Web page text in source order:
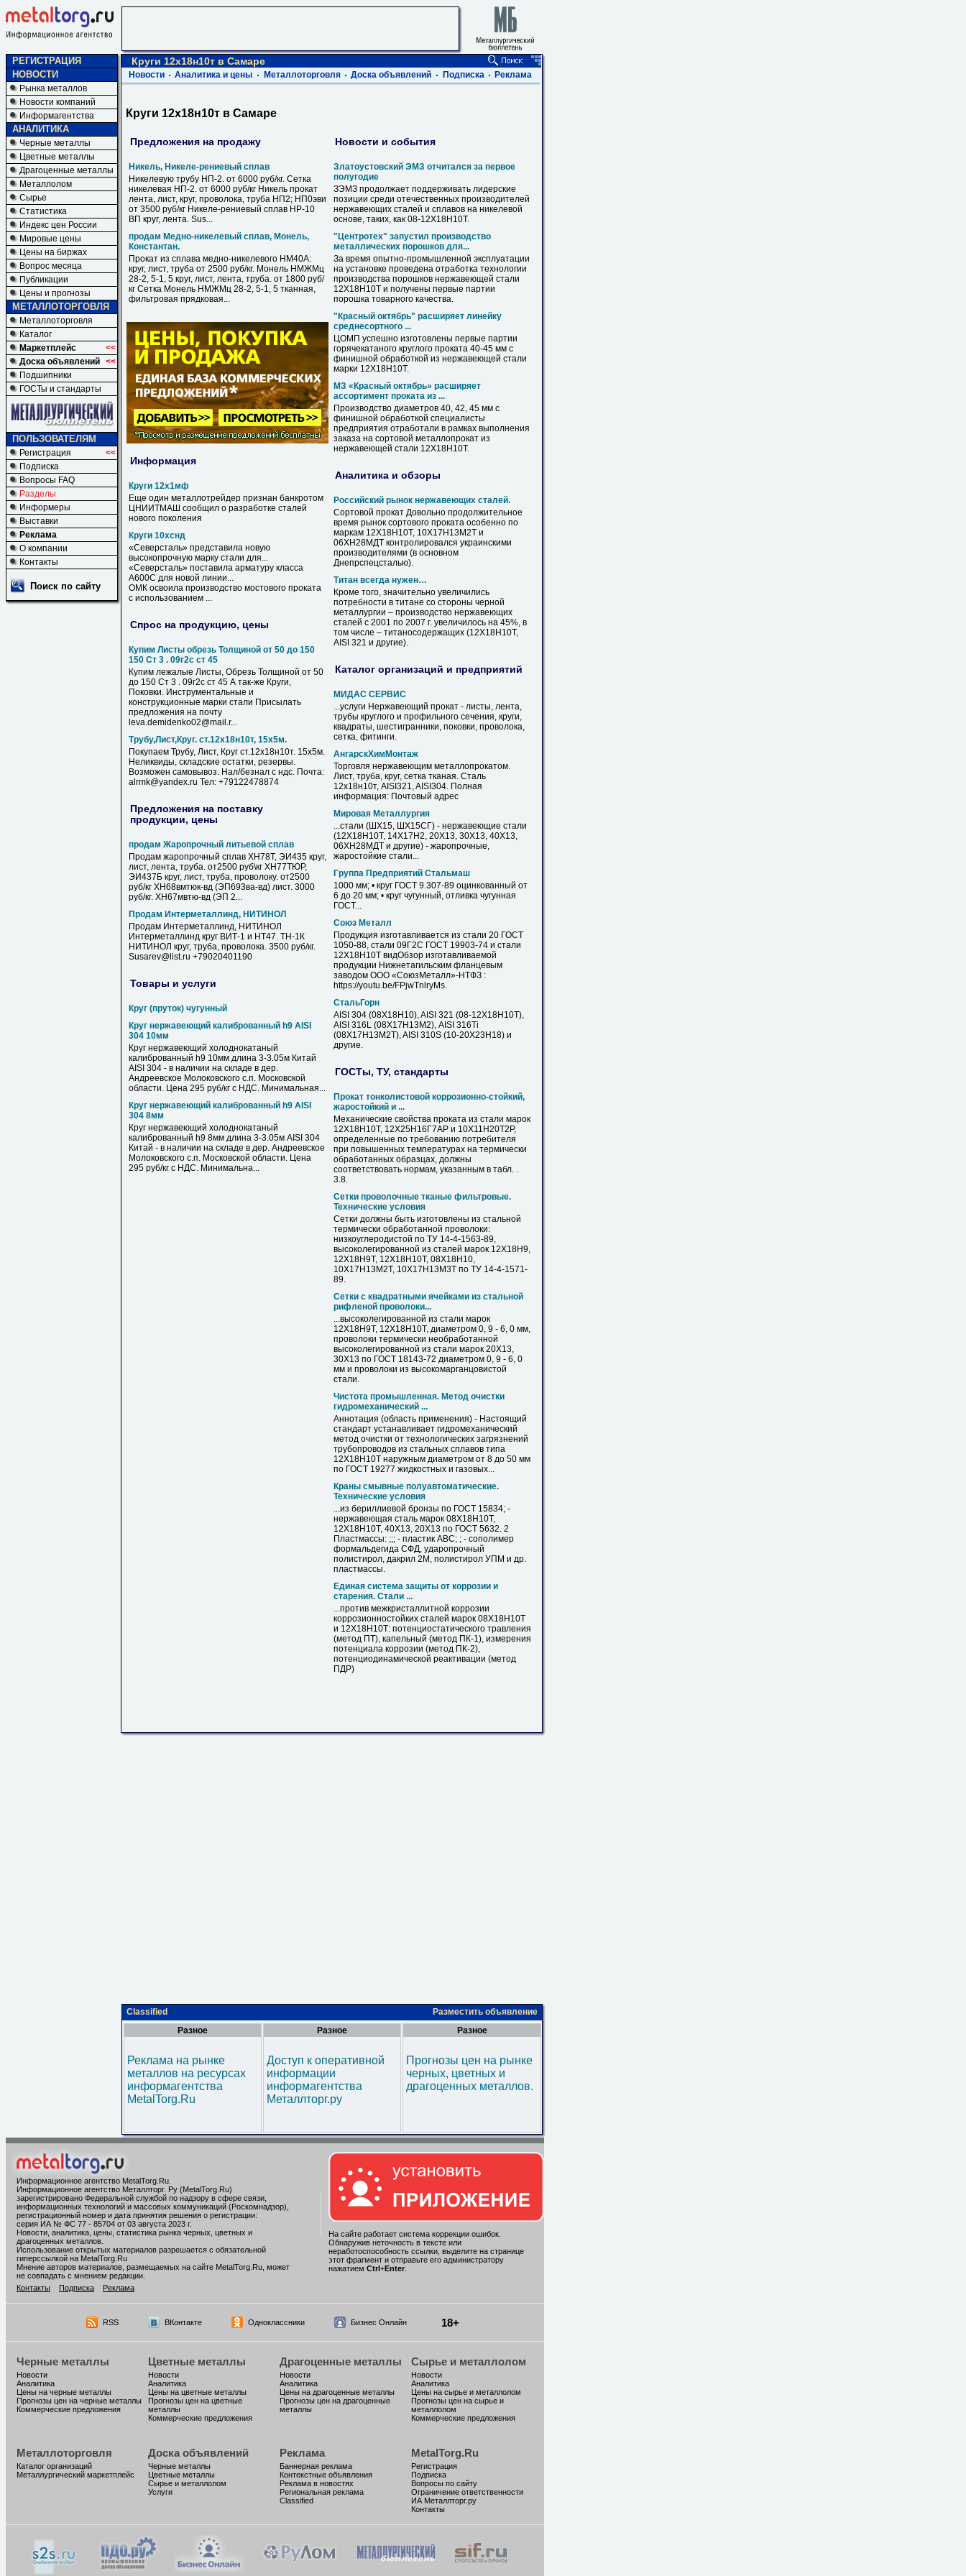
РЕГИСТРАЦИЯ
НОВОСТИ
Рынка металлов
Новости компаний
Информагентства
АНАЛИТИКА
Черные металлы
Цветные металлы
Драгоценные металлы
Металлолом
Сырье
Статистика
Индекс цен России
Мировые цены
Цены на биржах
Вопрос месяца
Публикации
Цены и прогнозы
МЕТАЛЛОТОРГОВЛЯ
Металлоторговля
Каталог
Маркетплейс
<<
Доска объявлений <<
Подшипники
ГОСТы и стандарты
ПОЛЬЗОВАТЕЛЯМ
Регистрация
<<
Подписка
Вопросы FAQ
Разделы
Информеры
Выставки
Реклама
О компании
Контакты
Поиск по сайту
Круги 12х18н10т в Самаре
Новости Аналитика и цены Металлоторговля Доска объявлений Подписка Реклама
Круги 12х18н10т в Самаре
Предложения на продажу
Никель, Никеле-рениевый сплав
Никелевую трубу НП-2. от 6000 руб/кг. Сетка
никелевая НП-2. от 6000 руб/кг Никель прокат
лента, лист, круг, проволока, труба НП2; НП0эви
от 3500 руб/кг Никеле-рениевый сплав НР-10
ВП круг, лента. Sus...
продам Медно-никелевый сплав, Монель,
Константан.
Прокат из сплава медно-никелевого НМ40А:
круг, лист, труба от 2500 руб/кг. Монель НМЖМц
28-2, 5-1, 5 круг, лист, лента, труба. от 1800 руб/
кг Сетка Монель НМЖМц 28-2, 5-1, 5 тканная,
фильтровая прядковая...
Информация
Круги 12х1мф
Еще один металлотрейдер признан банкротом
ЦНИИТМАШ сообщил о разработке сталей
нового поколения
Круги 10хснд
«Северсталь» представила новую
высокопрочную марку стали для...
«Северсталь» поставила арматуру класса
А600С для новой линии...
ОМК освоила производство мостового проката
с использованием ...
Спрос на продукцию, цены
Купим Листы обрезь Толщиной от 50 до 150
150 Ст 3 . 09г2с ст 45
Купим лежалые Листы, Обрезь Толщиной от 50
до 150 Ст 3 . 09г2с ст 45 А так-же Круги,
Поковки. Инструментальные и
конструкционные марки стали Присылать
предложения на почту
leva.demidenko02@mail.r...
Трубу,Лист,Круг. ст.12х18н10т, 15х5м.
Покупаем Трубу, Лист, Круг ст.12х18н10т. 15х5м.
Неликвиды, складские остатки, резервы.
Возможен самовывоз. Нал/безнал с ндс. Почта:
alrmk@yandex.ru Тел: +79122478874
Предложения на поставку
продукции, цены
продам Жаропрочный литьевой сплав
Продам жаропрочный сплав ХН78Т, ЭИ435 круг,
лист, лента, труба. от2500 руб\кг ХН77ТЮР,
ЭИ437Б круг, лист, труба, проволоку. от2500
руб/кг ХН68вмтюк-вд (ЭП693ва-вд) лист. 3000
руб/кг. ХН67мвтю-вд (ЭП 2...
Продам Интерметаллинд, НИТИНОЛ
Продам Интерметаллинд, НИТИНОЛ
Интерметаллинд круг ВИТ-1 и НТ47. ТН-1К
НИТИНОЛ круг, труба, проволока. 3500 руб/кг.
Susarev@list.ru +79020401190
Товары и услуги
Круг (пруток) чугунный
Круг нержавеющий калиброванный h9 AISI
304 10мм
Круг нержавеющий холоднокатаный
калиброванный h9 10мм длина 3-3.05м Китай
AISI 304 - в наличии на складе в дер.
Андреевское Молоковского с.п. Московской
области. Цена 295 руб/кг с НДС. Минимальная...
Круг нержавеющий калиброванный h9 AISI
304 8мм
Круг нержавеющий холоднокатаный
калиброванный h9 8мм длина 3-3.05м AISI 304
Китай - в наличии на складе в дер. Андреевское
Молоковского с.п. Московской области. Цена
295 руб/кг с НДС. Минимальна...
Новости и события
Златоустовский ЭМЗ отчитался за первое
полугодие
ЗЭМЗ продолжает поддерживать лидерские
позиции среди отечественных производителей
нержавеющих сталей и сплавов на никелевой
основе, таких, как 08-12Х18Н10Т.
"Центротех" запустил производство
металлических порошков для...
За время опытно-промышленной эксплуатации
на установке проведена отработка технологии
производства порошков нержавеющей стали
12Х18Н10Т и получены первые партии
порошка товарного качества.
"Красный октябрь" расширяет линейку
среднесортного ...
ЦОМП успешно изготовлены первые партии
горячекатаного круглого проката 40-45 мм с
финишной обработкой из нержавеющей стали
марки 12Х18Н10Т.
МЗ «Красный октябрь» расширяет
ассортимент проката из ...
Производство диаметров 40, 42, 45 мм с
финишной обработкой специалисты
предприятия отработали в рамках выполнения
заказа на сортовой металлопрокат из
нержавеющей стали 12Х18Н10Т.
Аналитика и обзоры
Российский рынок нержавеющих сталей.
Сортовой прокат Довольно продолжительное
время рынок сортового проката особенно по
маркам 12Х18Н10Т, 10Х17Н13М2Т и
06ХН28МДТ контролировался украинскими
производителями (в основном
Днепрспецсталью).
Титан всегда нужен…
Кроме того, значительно увеличились
потребности в титане со стороны черной
металлургии – производство нержавеющих
сталей с 2001 по 2007 г. увеличилось на 45%, в
том числе – титаносодержащих (12Х18Н10Т,
AISI 321 и другие).
Каталог организаций и предприятий
МИДАС СЕРВИС
...услуги Нержавеющий прокат - листы, лента,
трубы круглого и профильного сечения, круги,
квадраты, шестигранники, поковки, проволока,
сетка, фитинги.
АнгарскХимМонтаж
Торговля нержавеющим металлопрокатом.
Лист, труба, круг, сетка тканая. Сталь
12х18н10т, AISI321, AISI304. Полная
информация: Почтовый адрес
Мировая Металлургия
...стали (ШХ15, ШХ15СГ) - нержавеющие стали
(12Х18Н10Т, 14Х17Н2, 20Х13, 30Х13, 40Х13,
06ХН28МДТ и другие) - жаропрочные,
жаростойкие стали...
Группа Предприятий Стальмаш
1000 мм; • круг ГОСТ 9.307-89 оцинкованный от
6 до 20 мм; • круг чугунный, отливка чугунная
ГОСТ...
Союз Металл
Продукция изготавливается из стали 20 ГОСТ
1050-88, стали 09Г2С ГОСТ 19903-74 и стали
12Х18Н10Т видОбзор изготавливаемой
продукции Нижнетагильским фланцевым
заводом ООО «СоюзМеталл»-НТФЗ :
https://youtu.be/FPjwTnlryMs.
СтальГорн
АISI 304 (08Х18Н10), AISI 321 (08-12Х18Н10Т),
AISI 316L (08Х17Н13М2), АISI 316Тi
(08Х17Н13М2Т), AISI 310S (10-20Х23Н18) и
другие.
ГОСТы, ТУ, стандарты
Прокат тонколистовой коррозионно-стойкий,
жаростойкий и ...
Механические свойства проката из стали марок
12Х18Н10Т, 12Х25Н16Г7АР и 10Х11Н20Т2Р,
определенные по требованию потребителя
при повышенных температурах на термически
обработанных образцах, должны
соответствовать нормам, указанным в табл. .
3.8.
Сетки проволочные тканые фильтровые.
Технические условия
Сетки должны быть изготовлены из стальной
термически обработанной проволоки:
низкоуглеродистой по ТУ 14-4-1563-89,
высоколегированной из сталей марок 12Х18Н9,
12Х18Н9Т, 12Х18Н10Т, 08Х18Н10,
10Х17Н13М2Т, 10Х17Н13М3Т по ТУ 14-4-1571-
89.
Сетки с квадратными ячейками из стальной
рифленой проволоки...
...высоколегированной из стали марок
12Х18Н9Т, 12Х18Н10Т, диаметром 0, 9 - 6, 0 мм,
проволоки термически необработанной
высоколегированной из стали марок 20X13,
30X13 по ГОСТ 18143-72 диаметром 0, 9 - 6, 0
мм и проволоки из высокомарганцовистой
стали.
Чистота промышленная. Метод очистки
гидромеханический ...
Аннотация (область применения) - Настоящий
стандарт устанавливает гидромеханический
метод очистки от технологических загрязнений
трубопроводов из стальных сплавов типа
12Х18Н10Т наружным диаметром от 8 до 50 мм
по ГОСТ 19277 жидкостных и газовых...
Краны смывные полуавтоматические.
Технические условия
...из бериллиевой бронзы по ГОСТ 15834; -
нержавеющая сталь марок 08Х18Н10Т,
12Х18Н10Т, 40Х13, 20Х13 по ГОСТ 5632. 2
Пластмассы: ;;; - пластик АВС; ; - сополимер
формальдегида СФД, ударопрочный
полистирол, дакрил 2М, полистирол УПМ и др.
пластмассы.
Единая система защиты от коррозии и
старения. Стали ...
...против межкристаллитной коррозии
коррозионностойких сталей марок 08Х18Н10Т
и 12Х18Н10Т: потенциостатического травления
(метод ПТ), капельный (метод ПК-1), измерения
потенциала коррозии (метод ПК-2),
потенциодинамической реактивации (метод
ПДР)
Classified
Разместить объявление
Разное
Реклама на рынке
металлов на ресурсах
информагентства
MetalTorg.Ru
Разное
Доступ к оперативной
информации
информагентства
Металлторг.ру
Разное
Прогнозы цен на рынке
черных, цветных и
драгоценных металлов.
Информационное агентство MetalTorg.Ru
Информационное агентство Металлторг. Ру (MetalTorg.Ru)
зарегистрировано Федеральной службой по надзору в сфере связи,
информационных технологий и массовых коммуникаций (Роскомнадзор),
регистрационный номер и дата принятия решения о регистрации:
серия ИА № ФС 77 - 85704 от 03 августа 2023 г.
Новости, аналитика, цены, статистика рынка черных, цветных и
драгоценных металлов.
Использование открытых материалов разрешается с обязательной
гиперссылкой на MetalTorg.Ru
Мнение авторов материалов, размещаемых на сайте MetalTorg.Ru, может
не совпадать с мнением редакции.
Контакты
Подписка Реклама
На сайте работает система коррекции ошибок.
Обнаружив неточность в тексте или
неработоспособность ссылки, выделите на странице
этот фрагмент и отправьте его администратору
нажатием Ctrl +Enter.
RSS ВКонтакте Одноклассники Бизнес Онлайн 18+
Черные металлы
Новости
Аналитика
Цены на черные металлы
Прогнозы цен на черные металлы
Коммерческие предложения
Цветные металлы
Новости
Аналитика
Цены на цветные металлы
Прогнозы цен на цветные
металлы
Коммерческие предложения
Драгоценные металлы
Новости
Аналитика
Цены на драгоценные металлы
Прогнозы цен на драгоценные
металлы
Сырье и металлолом
Новости
Аналитика
Цены на сырье и металлолом
Прогнозы цен на сырье и
металлолом
Коммерческие предложения
Металлоторговля
Каталог организаций
Металлургический маркетплейс
Доска объявлений
Черные металлы
Цветные металлы
Сырье и металлолом
Услуги
Реклама
Баннерная реклама
Контекстные объявления
Реклама в новостях
Региональная реклама
Classified
MetalTorg.Ru
Регистрация
Подписка
Вопросы по сайту
Ограничение ответственности
ИА Металлторг.ру
Контакты